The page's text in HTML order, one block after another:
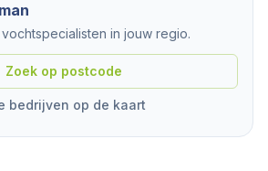
in jouw regio.
Zoek op postcode
bedrijven op de kaart